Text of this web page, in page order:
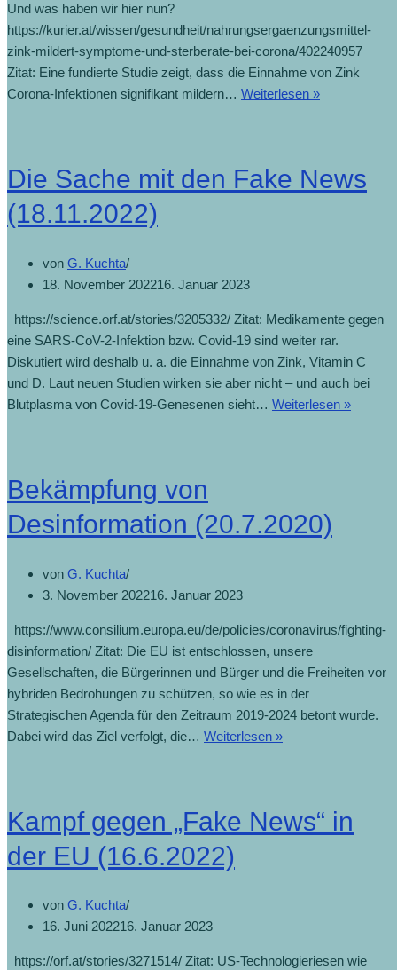
Und was haben wir hier nun?
https://kurier.at/wissen/gesundheit/nahrungsergaenzungsmittel-
zink-mildert-symptome-und-sterberate-bei-corona/402240957
Zitat: Eine fundierte Studie zeigt, dass die Einnahme von Zink
Corona-Infektionen signifikant mildern… Weiterlesen »
Die Sache mit den Fake News
(18.11.2022)
von G. Kuchta
18. November 202216. Januar 2023
https://science.orf.at/stories/3205332/ Zitat: Medikamente gegen
eine SARS-CoV-2-Infektion bzw. Covid-19 sind weiter rar.
Diskutiert wird deshalb u. a. die Einnahme von Zink, Vitamin C
und D. Laut neuen Studien wirken sie aber nicht – und auch bei
Blutplasma von Covid-19-Genesenen sieht… Weiterlesen »
Bekämpfung von
Desinformation (20.7.2020)
von G. Kuchta
3. November 202216. Januar 2023
https://www.consilium.europa.eu/de/policies/coronavirus/fighting-
disinformation/ Zitat: Die EU ist entschlossen, unsere
Gesellschaften, die Bürgerinnen und Bürger und die Freiheiten vor
hybriden Bedrohungen zu schützen, so wie es in der
Strategischen Agenda für den Zeitraum 2019-2024 betont wurde.
Dabei wird das Ziel verfolgt, die… Weiterlesen »
Kampf gegen „Fake News“ in
der EU (16.6.2022)
von G. Kuchta
16. Juni 202216. Januar 2023
https://orf.at/stories/3271514/ Zitat: US-Technologieriesen wie